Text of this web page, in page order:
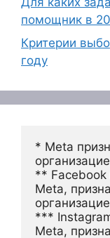
помощник в
Критерии
году
* Meta
** Facebook
Meta,
***
Meta,